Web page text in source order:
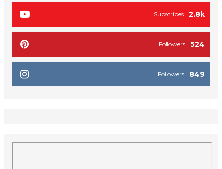
2.8k
Subscribes
524
Followers
849
Followers